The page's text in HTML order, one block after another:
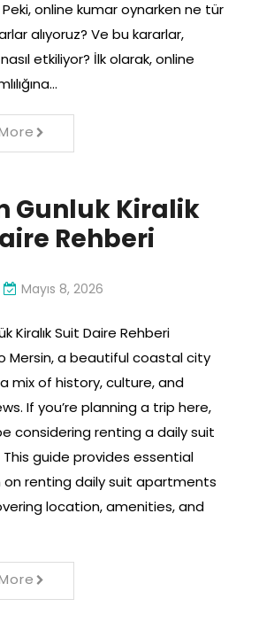
online kumar oynarken ne tür
alıyoruz? Ve bu kararlar,
nasıl etkiliyor? İlk olarak, online
Gunluk Kiralik
Rehberi
Mayıs 8, 2026
Kiralık Suit Daire Rehberi
Mersin, a beautiful coastal city
mix of history, culture, and
If you’re planning a trip here,
considering renting a daily suit
guide provides essential
renting daily suit apartments
location, amenities, and